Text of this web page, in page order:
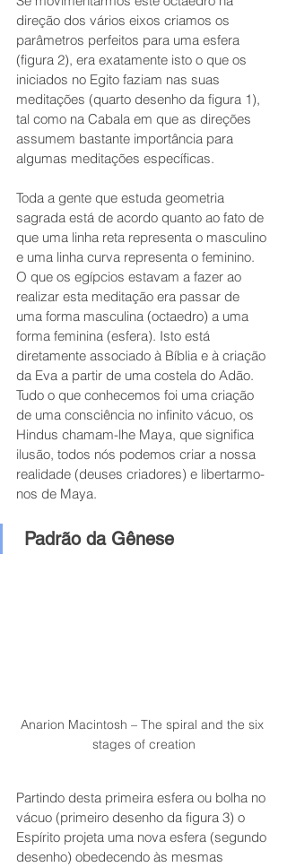
direção dos vários eixos criamos os
parâmetros perfeitos para uma esfera
(figura 2), era exatamente isto o que os
iniciados no Egito faziam nas suas
meditações (quarto desenho da figura 1),
tal como na Cabala em que as direções
assumem bastante importância para
algumas meditações específicas.
Toda a gente que estuda geometria
sagrada está de acordo quanto ao fato de
que uma linha reta representa o masculino
e uma linha curva representa o feminino.
O que os egípcios estavam a fazer ao
realizar esta meditação era passar de
uma forma masculina (octaedro) a uma
forma feminina (esfera). Isto está
diretamente associado à Bíblia e à criação
da Eva a partir de uma costela do Adão.
Tudo o que conhecemos foi uma criação
de uma consciência no infinito vácuo, os
Hindus chamam-lhe Maya, que significa
ilusão, todos nós podemos criar a nossa
realidade (deuses criadores) e libertarmo-
nos de Maya.
Padrão da Gênese
Anarion Macintosh – The spiral and the six
stages of creation
Partindo desta primeira esfera ou bolha no
vácuo (primeiro desenho da figura 3) o
Espírito projeta uma nova esfera (segundo
desenho) obedecendo às mesmas